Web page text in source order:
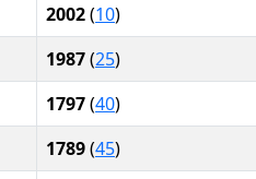
2002(10)
1987(25)
1797(40)
1789(45)